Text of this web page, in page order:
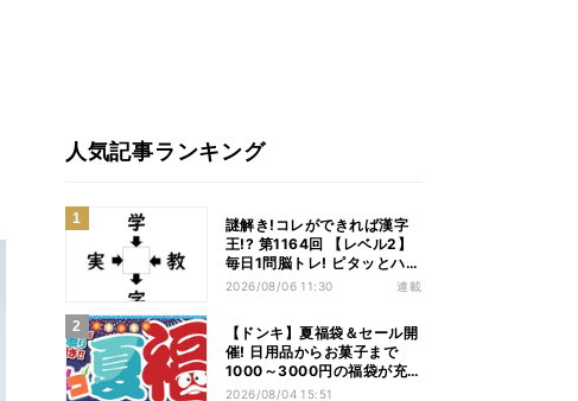
人気記事ランキング
謎解き!コレができれば漢字
王!? 第1164回 【レベル2】
毎日1問脳トレ! ピタッとハマ
る漢字はどれだ?
2026/08/06 11:30 連載
【ドンキ】夏福袋＆セール開
催! 日用品からお菓子まで
1000～3000円の福袋が充
実、家電やアパレルなど人気
2026/08/04 15:51